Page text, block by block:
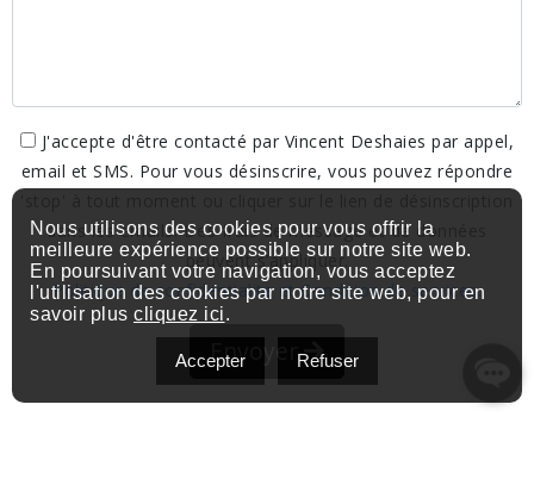
J'accepte d'être contacté par Vincent Deshaies par appel,
email et SMS. Pour vous désinscrire, vous pouvez répondre
dans les emails. Des frais de message et de données
peuvent s’appliquer.
Politique de confidentialite et Condition de services.
Envoyer
Nous utilisons des cookies pour vous offrir la
meilleure expérience possible sur notre site web.
En poursuivant votre navigation, vous acceptez
l'utilisation des cookies par notre site web, pour en
savoir plus cliquez ici.
Accepter Refuser